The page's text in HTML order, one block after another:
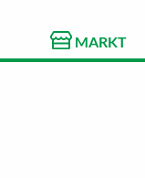
MARKT